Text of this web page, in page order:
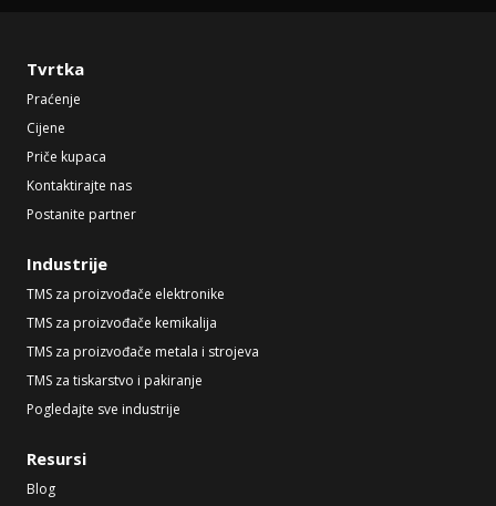
Tvrtka
Praćenje
Cijene
Priče kupaca
Kontaktirajte nas
Postanite partner
Industrije
TMS za proizvođače elektronike
TMS za proizvođače kemikalija
TMS za proizvođače metala i strojeva
TMS za tiskarstvo i pakiranje
Pogledajte sve industrije
Resursi
Blog